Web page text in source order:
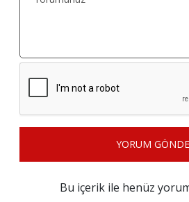
YORUM
Bu içerik ile henüz